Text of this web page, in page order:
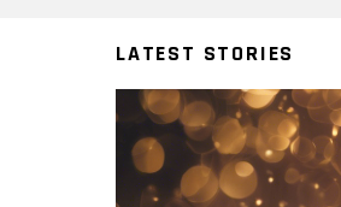
LATEST STORIES